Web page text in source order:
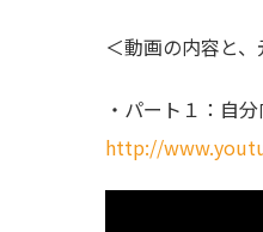
＜動画の内容と
・パート１：自
http://